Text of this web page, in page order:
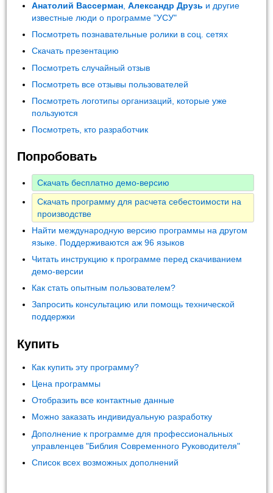
Анатолий Вассерман ,Александр Друзь и другие
известные люди о программе "УСУ"
Посмотреть познавательные ролики в соц. сетях
Скачать презентацию
Посмотреть случайный отзыв
Посмотреть все отзывы пользователей
Посмотреть логотипы организаций, которые уже
пользуются
Посмотреть, кто разработчик
Попробовать
Скачать бесплатно демо-версию
Скачать программу для расчета себестоимости на
производстве
Найти международную версию программы на другом
языке. Поддерживаются аж 96 языков
Читать инструкцию к программе перед скачиванием
демо-версии
Как стать опытным пользователем?
Запросить консультацию или помощь технической
поддержки
Купить
Как купить эту программу?
Цена программы
Отобразить все контактные данные
Можно заказать индивидуальную разработку
Дополнение к программе для профессиональных
управленцев "Библия Современного Руководителя"
Список всех возможных дополнений